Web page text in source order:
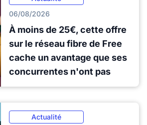
06/08/2026
À moins de 25€, cette offre
sur le réseau fibre de Free
cache un avantage que ses
concurrentes n'ont pas
Actualité